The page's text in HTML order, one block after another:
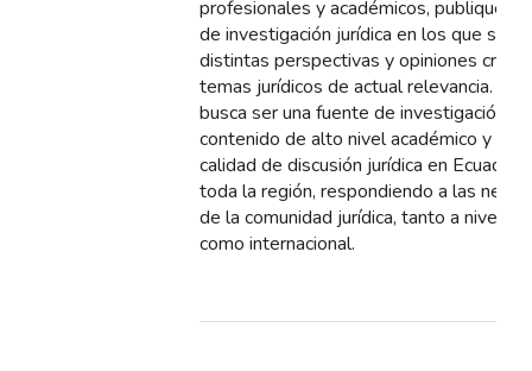
profesionales y académicos, publiquen
de investigación jurídica en los que se
distintas perspectivas y opiniones
temas jurídicos de actual relevancia.
busca ser una fuente de investigación
contenido de alto nivel académico y
calidad de discusión jurídica en Ecuador
toda la región, respondiendo a las
de la comunidad jurídica, tanto a nivel
como internacional.